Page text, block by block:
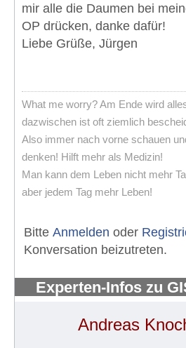
mir alle die Daumen bei
OP drücken, danke dafür!
Liebe Grüße, Jürgen
What me worry? Am Ende wird
dazwischen ist oft ziemlich
Also immer nach vorne schauen
denken! Hilft mehr als Medizin!
Man kann dem Leben nicht mehr
aber jedem Tag mehr Leben!
Bitte Anmelden oder
Konversation beizutreten.
Experten-Infos zu
Andreas